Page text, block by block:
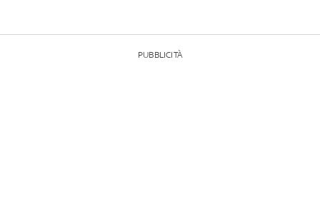
PUBBLICITÀ